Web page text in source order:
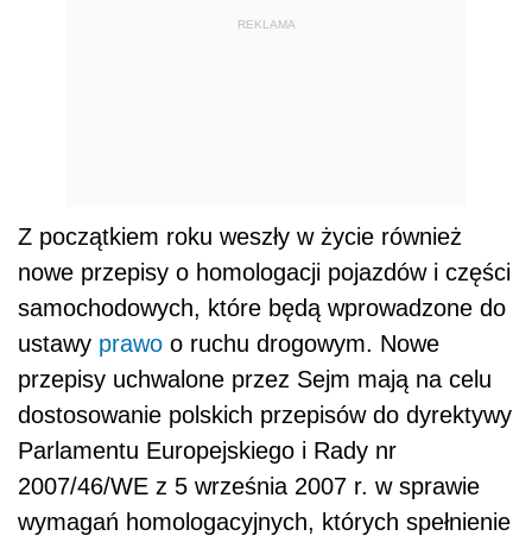
REKLAMA
Z początkiem roku weszły w życie również
nowe przepisy o homologacji pojazdów i części
samochodowych, które będą wprowadzone do
ustawy prawo o ruchu drogowym. Nowe
przepisy uchwalone przez Sejm mają na celu
dostosowanie polskich przepisów do dyrektywy
Parlamentu Europejskiego i Rady nr
2007/46/WE z 5 września 2007 r. w sprawie
wymagań homologacyjnych, których spełnienie